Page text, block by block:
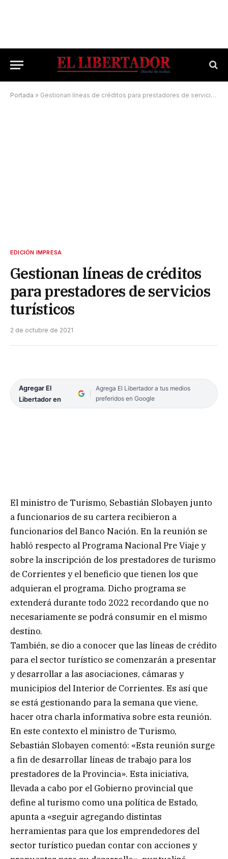
Portada » Gestionan líneas de créditos para prestadores de servicios turísticos
EDICIÓN IMPRESA
Gestionan líneas de créditos
para prestadores de servicios
turísticos
2 de octubre de 2021
Agregar El
Libertador en
Agrega El Libertador a tus medios
preferidos en Google
El ministro de Turismo, Sebastián Slobayen junto
a funcionarios de su cartera recibieron a
funcionarios del Banco Nación. En la reunión se
habló respecto al Programa Nacional Pre Viaje y
sobre la inscripción de los prestadores de turismo
de Corrientes y el beneficio que tienen los que
adquieran el programa. Dicho programa se
extenderá durante todo 2022 recordando que no
necesariamente se podrá consumir en el mismo
destino.
También, se dio a conocer que las líneas de crédito
para el sector turístico se comenzarán a presentar
y desarrollar a las asociaciones, cámaras y
municipios del Interior de Corrientes. Es así que
se está gestionando para la semana que viene,
hacer otra charla informativa sobre esta reunión.
En este contexto el ministro de Turismo,
Sebastián Slobayen comentó: «Esta reunión surge
a fin de desarrollar líneas de trabajo para los
prestadores de la Provincia». Esta iniciativa,
llevada a cabo por el Gobierno provincial que
define al turismo como una política de Estado,
apunta a «seguir agregando distintas
herramientas para que los emprendedores del
sector turístico puedan contar con acciones y